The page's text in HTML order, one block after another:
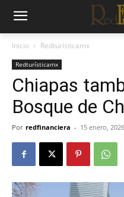
Inicio Redturísticamx
Redturísticamx
Chiapas
Bosque de
Por redfinanciera - 15 enero, 2026